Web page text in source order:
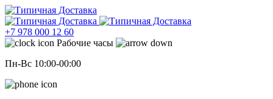
+7 978 000 12 60
Рабочие часы
Пн-Вс 10:00-00:00